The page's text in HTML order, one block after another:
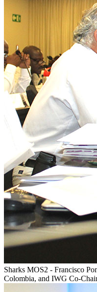
Sharks MOS2 - Francisco
Colombia, and IWG Co-